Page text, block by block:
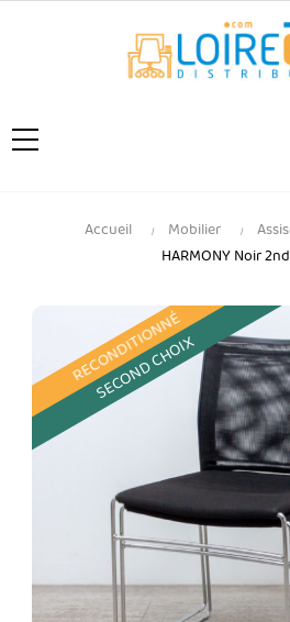
Accueil Mobilier
HARMONY Noir
RECONDITIONNÉ
SECOND CHOIX